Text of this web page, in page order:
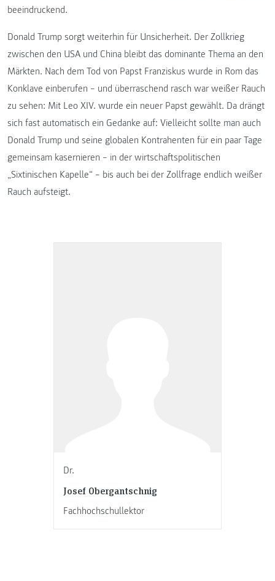
Dr.
Josef Obergantschnig
Fachhochschullektor
beeindruckend.
Donald Trump sorgt weiterhin für Unsicherheit. Der Zollkrieg
zwischen den USA und China bleibt das dominante Thema an den
Märkten. Nach dem Tod von Papst Franziskus wurde in Rom das
Konklave einberufen – und überraschend rasch war weißer Rauch
zu sehen: Mit Leo XIV. wurde ein neuer Papst gewählt. Da drängt
sich fast automatisch ein Gedanke auf: Vielleicht sollte man auch
Donald Trump und seine globalen Kontrahenten für ein paar Tage
gemeinsam kasernieren – in der wirtschaftspolitischen
„Sixtinischen Kapelle“ – bis auch bei der Zollfrage endlich weißer
Rauch aufsteigt.